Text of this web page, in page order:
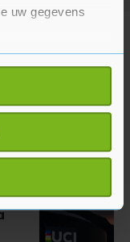
uw gegevens
geografische
kan zijn
actief te
(fingerprinting)
worden
wijzigen of